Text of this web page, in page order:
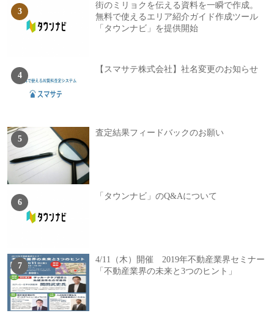
街のミリョクを伝える資料を一瞬で作成。
無料で使えるエリア紹介ガイド作成ツール
「タウンナビ」を提供開始
【スマサテ株式会社】社名変更のお知らせ
査定結果フィードバックのお願い
「タウンナビ」のQ&Aについて
4/11（木）開催 2019年不動産業界セミナー
「不動産業界の未来と3つのヒント」